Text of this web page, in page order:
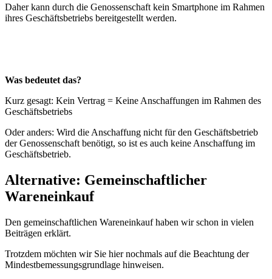
Daher kann durch die Genossenschaft kein Smartphone im Rahmen
ihres Geschäftsbetriebs bereitgestellt werden.
Was bedeutet das?
Kurz gesagt: Kein Vertrag = Keine Anschaffungen im Rahmen des
Geschäftsbetriebs
Oder anders: Wird die Anschaffung nicht für den Geschäftsbetrieb
der Genossenschaft benötigt, so ist es auch keine Anschaffung im
Geschäftsbetrieb.
Alternative: Gemeinschaftlicher
Wareneinkauf
Den gemeinschaftlichen Wareneinkauf haben wir schon in vielen
Beiträgen erklärt.
Trotzdem möchten wir Sie hier nochmals auf die Beachtung der
Mindestbemessungsgrundlage hinweisen.